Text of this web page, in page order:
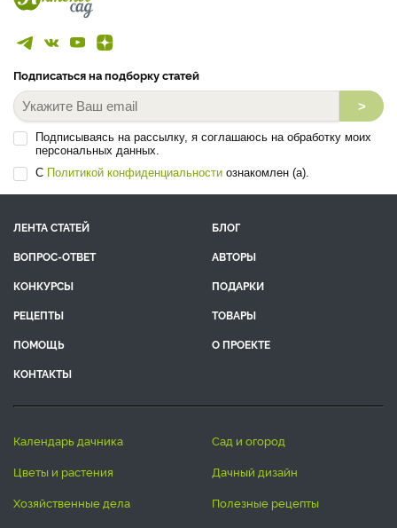
Подписаться на подборку статей
>
Подписываясь на рассылку, я соглашаюсь на обработку моих
персональных данных.
С Политикой конфиденциальности ознакомлен (а).
ЛЕНТА СТАТЕЙ
БЛОГ
ВОПРОС-ОТВЕТ
АВТОРЫ
КОНКУРСЫ
ПОДАРКИ
РЕЦЕПТЫ
ТОВАРЫ
ПОМОЩЬ
О ПРОЕКТЕ
КОНТАКТЫ
календарь дачника
сад и огород
цветы и растения
дачный дизайн
хозяйственные дела
полезные рецепты